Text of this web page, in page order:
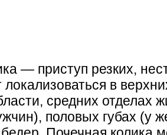
— приступ резких,
локализоваться в
средних отделах
половых губах (у